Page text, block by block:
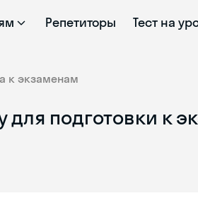
Репетиторы Тест на
к экзаменам
для подготовки к